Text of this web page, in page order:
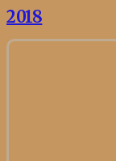
2018